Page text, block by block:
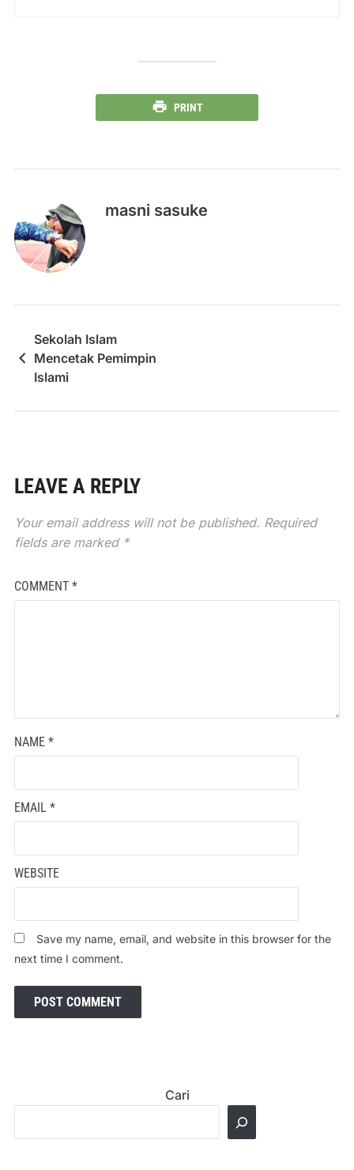
PRINT
masni sasuke
Sekolah Islam
Mencetak Pemimpin
Islami
LEAVE A REPLY
Your email address will not be published. Required
fields are marked *
COMMENT *
NAME *
EMAIL *
WEBSITE
Save my name, email, and website in this browser for the
next time I comment.
Cari